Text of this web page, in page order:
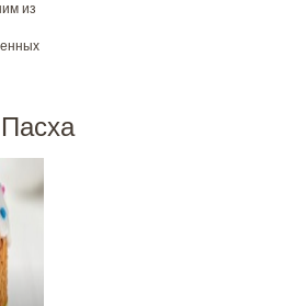
из
Пасха